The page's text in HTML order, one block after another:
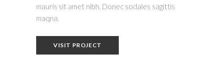
mauris sit amet nibh. Donec sodales sagittis
maqna.
VISIT PROJECT